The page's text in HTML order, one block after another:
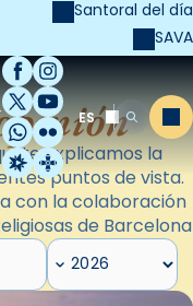
Santoral del día
SAVA
Facebook
Instagram
X / Twitter
YouTube
WhatsApp
Flickr
Radio Estel
Catalunya
ES Buscar
te explicamos la
puntos de vista.
con la colaboración
de Barcelona
artículos
por año